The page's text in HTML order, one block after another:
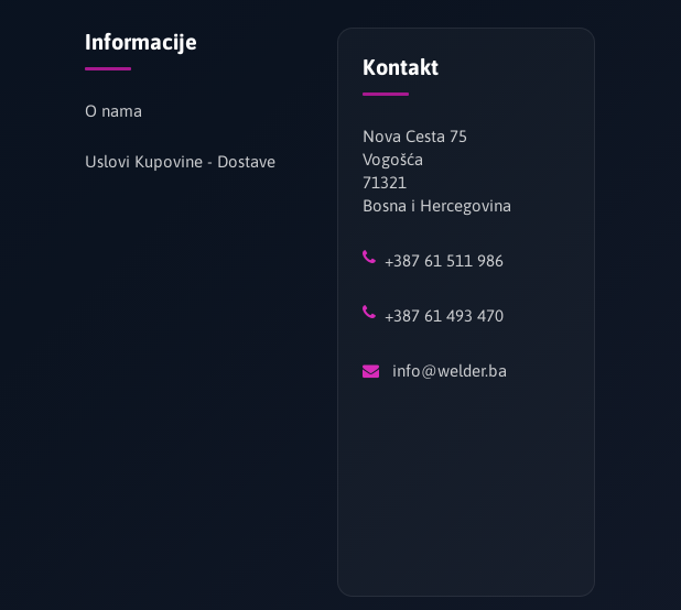
Informacije
O nama
Uslovi Kupovine - Dostave
Kontakt
Nova Cesta 75
Vogošća
71321
Bosna i Hercegovina
+387 61 511 986
+387 61 493 470
info@welder.ba